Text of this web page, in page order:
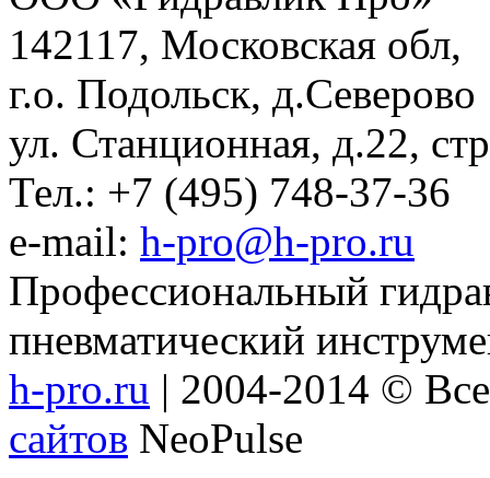
142117, Московская обл,
г.о. Подольск, д.Северово
ул. Станционная, д.22,
Тел.: +7 (495) 748-37-36
e-mail: h-pro@h-pro.ru
Профессиональный
пневматический
h-pro.ru | 2004-2014 ©
сайтов NeoPulse